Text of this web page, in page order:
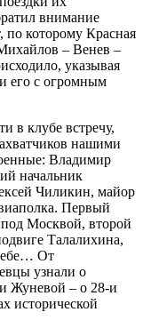
внимание
по которому Красная
– Венев –
указывая
его с огромным
в клубе встречу,
нашими
Владимир
начальник
Чиликин, майор
Первый
под Москвой, второй
Талалихина,
От
узнали о
Жуневой – о 28-и
исторической